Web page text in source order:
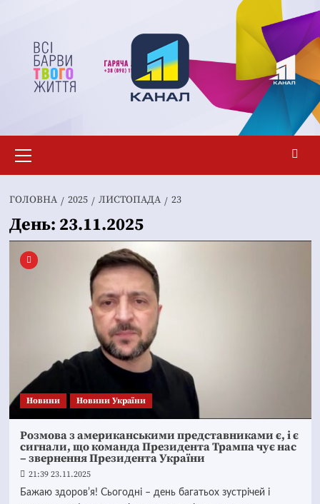
вмісту
меню
ГОЛОВНА 2025 ЛИСТОПАДА 23
День: 23.11.2025
Новини Новини України
Розмова з американськими представниками є, і є
сигнали, що команда Президента Трампа чує нас
– звернення Президента України
21:39 23.11.2025
Бажаю здоровʼя! Сьогодні – день багатьох зустрічей і